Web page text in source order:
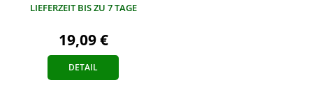
LIEFERZEIT BIS ZU 7 TAGE
19,09 €
DETAIL